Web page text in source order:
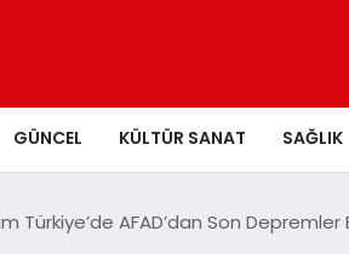
GÜNCEL KÜLTÜR SANAT SAĞLIK
Türkiye’de AFAD’dan Son Depremler